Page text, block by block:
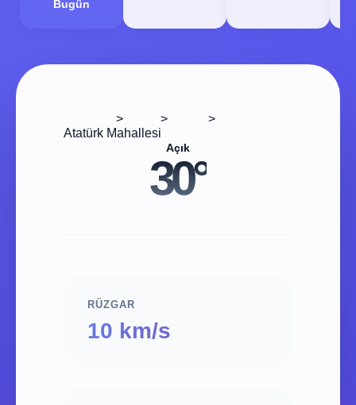
Bugün
> >
>
Atatürk Mahallesi
Açık
30°
RÜZGAR
10 km/s